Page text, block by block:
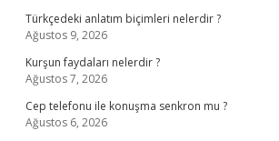
Türkçedeki anlatım biçimleri nelerdir ?
Ağustos 9, 2026
Kurşun faydaları nelerdir ?
Ağustos 7, 2026
Cep telefonu ile konuşma senkron mu ?
Ağustos 6, 2026